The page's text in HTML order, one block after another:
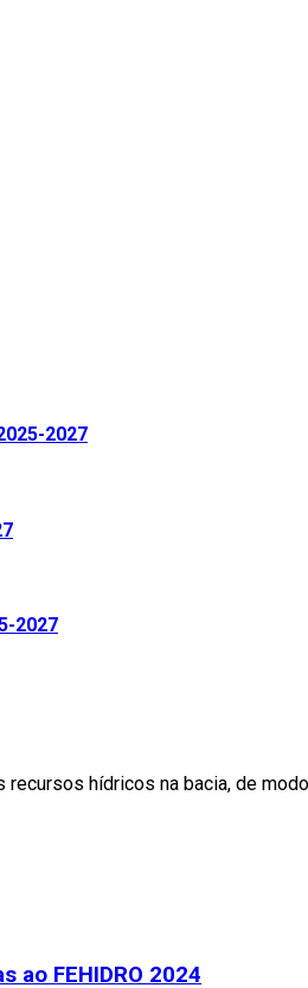
2027
2027
hídricos na bacia, de
ao FEHIDRO 2024